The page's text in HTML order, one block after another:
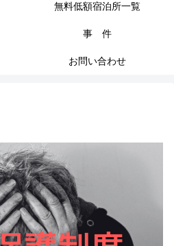
無料低額宿泊所一覧
事 件
お問い合わせ